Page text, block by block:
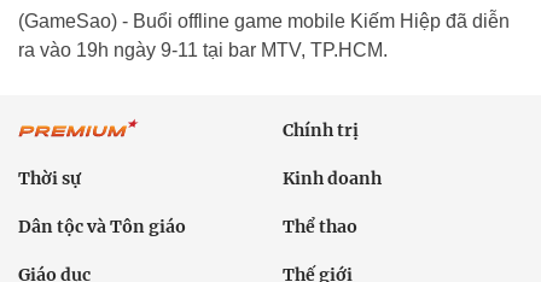
(GameSao) - Buổi offline game mobile Kiếm Hiệp đã diễn
ra vào 19h ngày 9-11 tại bar MTV, TP.HCM.
Chính trị
Thời sự Kinh doanh
Dân tộc và Tôn giáo Thể thao
Giáo dục Thế giới